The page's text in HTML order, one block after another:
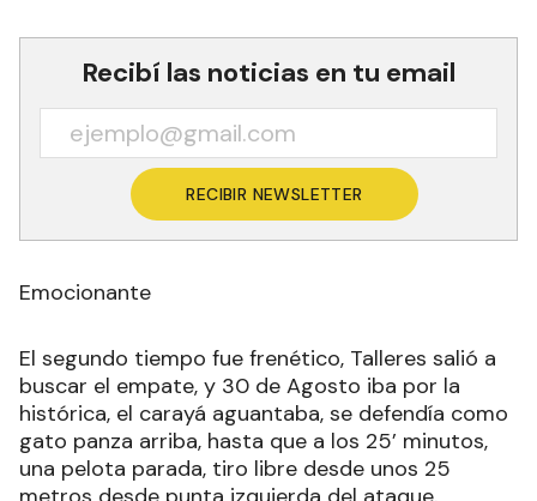
Recibí las noticias en tu email
RECIBIR NEWSLETTER
Emocionante
El segundo tiempo fue frenético, Talleres salió a
buscar el empate, y 30 de Agosto iba por la
histórica, el carayá aguantaba, se defendía como
gato panza arriba, hasta que a los 25’ minutos,
una pelota parada, tiro libre desde unos 25